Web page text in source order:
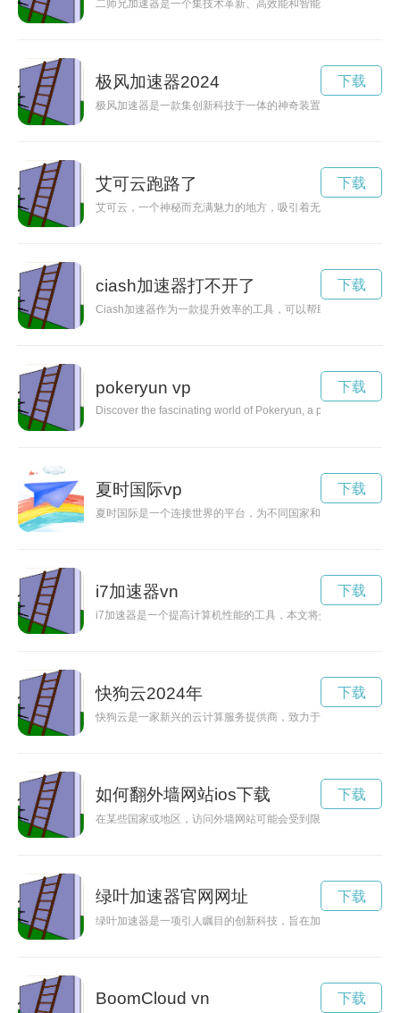
二师兄加速器是一个集技术革新、高效能和智能科技于一体的
极风加速器2024
极风加速器是一款集创新科技于一体的神奇装置，拥有令人瞠
下载
艾可云跑路了
艾可云，一个神秘而充满魅力的地方，吸引着无数探索者前往
下载
ciash加速器打不开了
Ciash加速器作为一款提升效率的工具，可以帮助用户快速完成
下载
pokeryun vp
Discover the fascinating world of Pokeryun, a popular and
下载
夏时国际vp
夏时国际是一个连接世界的平台，为不同国家和文化提供交流
下载
i7加速器vn
i7加速器是一个提高计算机性能的工具，本文将介绍i7加速器的
下载
快狗云2024年
快狗云是一家新兴的云计算服务提供商，致力于为用户提供智
下载
如何翻外墙网站ios下载
在某些国家或地区，访问外墙网站可能会受到限制，但通过科
下载
绿叶加速器官网网址
绿叶加速器是一项引人瞩目的创新科技，旨在加速环保步伐，
下载
BoomCloud vn 下载